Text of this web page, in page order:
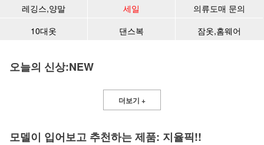
레깅스,양말
세일
의류도매 문의
10대옷
댄스복 잠옷,홈웨어
오늘의 신상:NEW
더보기 +
모델이 입어보고 추천하는 제품: 지율픽!!